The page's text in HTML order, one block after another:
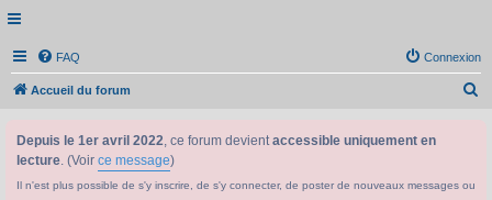
FAQ Connexion
Accueil du forum
Depuis le 1er avril 2022, ce forum devientaccessible uniquement en
lecture. (Voir ce message)
Il n'est plus possible de s'y inscrire, de s'y connecter, de poster de nouveaux messages ou